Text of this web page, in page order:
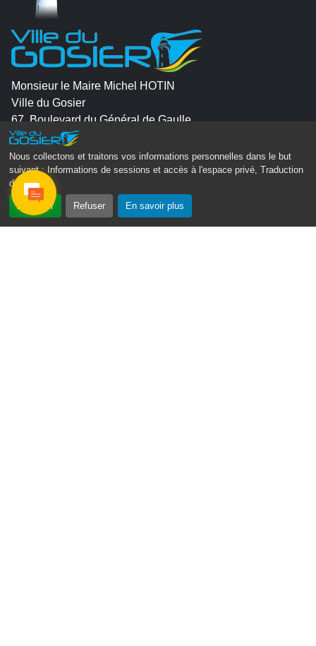
Nous collectons et traitons vos informations personnelles dans le but
suivant :
Informations de sessions et accès à l'espace privé, Traduction
des pages .
Accepter Refuser En savoir plus
Monsieur le Maire Michel HOTIN
Ville du Gosier
67, Boulevard du Général de Gaulle
97190 Le Gosier
Tél. 05 90 84 86 86
Envoyer un email
Contacter la P.R.A.D.A